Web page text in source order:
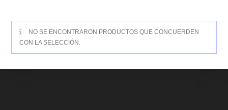
NO SE ENCONTRARON PRODUCTOS QUE CONCUERDEN
CON LA SELECCIÓN.